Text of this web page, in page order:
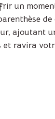
un
ajoutant
et ravira